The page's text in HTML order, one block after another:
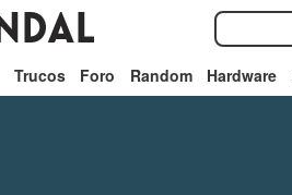
Trucos Foro Random Hardware